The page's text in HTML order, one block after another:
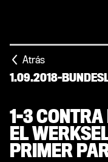
Atrás
1.09.2018-
1-3
EL
PRIMER